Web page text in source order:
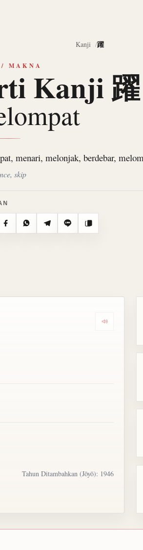
Kanji 躍
MAKNA
Kanji 躍
menari, melonjak, berdebar,
skip
FacebookWhatsAppTelegramLine Salin
Dengarkan
Tahun Ditambahkan (Jōyō): 1946